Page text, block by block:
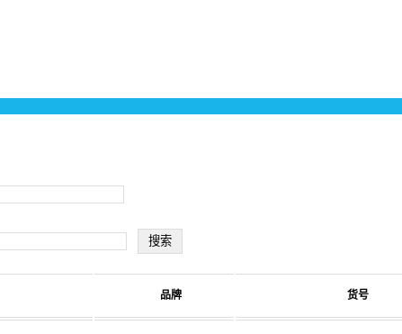
品牌 货号